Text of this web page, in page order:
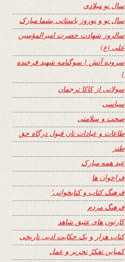
سال نو میلادی
سال نو و نوروز باستانی بشما مبارک
سالروز شهادت حضرت امیرالمؤمنین
علی (ع)
سروده آتش { سوگنامه شهید فرخنده
}
سولاتی از کاکا ترجمان
سیاسی
صحت و سلامتی
طاعات و عبادات تان قبول درگاه حق
طنز
عید همه مبارک
فراخوان ها
فرهنگ کتاب و کتابخوانی٬
فرهنگ مردم
کارتون های عتیق شاهد
کتاب هزار و یک حکایت ادبی تاریخی
کمپاین تفکرُ تحریر و عمل